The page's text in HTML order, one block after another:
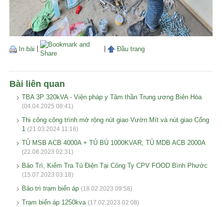
In bài | | Đầu trang
Bài liên quan
TBA 3P 320kVA - Viện pháp y Tâm thần Trung ương Biên Hòa
(04.04.2025 08:41)
Thi công công trình mở rộng nút giao Vườn Mít và nút giao Cổng
1 (21.03.2024 11:16)
TỦ MSB ACB 4000A + TỦ BÙ 1000KVAR, TỦ MDB ACB 2000A
(22.08.2023 02:31)
Bảo Trì, Kiểm Tra Tủ Điện Tại Công Ty CPV FOOD Bình Phước
(15.07.2023 03:18)
Bảo trì trạm biến áp (18.02.2023 09:58)
Trạm biến áp 1250kva (17.02.2023 02:08)